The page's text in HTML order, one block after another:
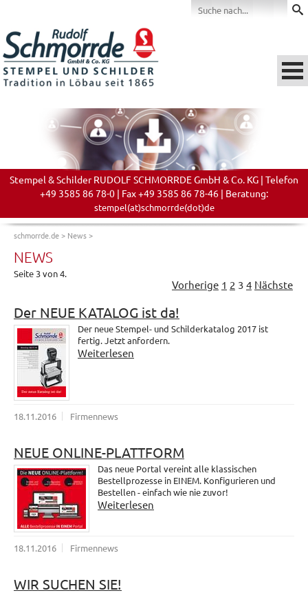
Stempel & Schilder RUDOLF SCHMORRDE GmbH & Co. KG | Telefon
+49 3585 86 78-0 | Fax +49 3585 86 78-46 | Beratung:
stempel(at)schmorrde(dot)de
schmorrde.de> News>
NEWS
Seite 3 von 4.
Vorherige 1 2 3 4 Nächste
Der NEUE KATALOG ist da!
Der neue Stempel- und Schilderkatalog 2017 ist
fertig. Jetzt anfordern.
Weiterlesen
18.11.2016 Firmennews
NEUE ONLINE-PLATTFORM
Das neue Portal vereint alle klassischen
Bestellprozesse in EINEM. Konfigurieren und
Bestellen - einfach wie nie zuvor!
Weiterlesen
18.11.2016 Firmennews
WIR SUCHEN SIE!